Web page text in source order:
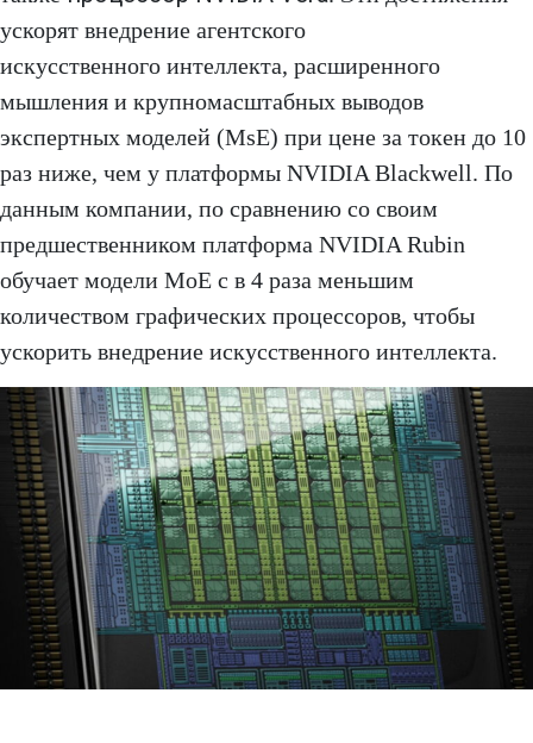
ускорят внедрение агентского
искусственного интеллекта, расширенного
мышления и крупномасштабных выводов
экспертных моделей (MsE) при цене за токен до 10
раз ниже, чем у платформы NVIDIA Blackwell. По
данным компании, по сравнению со своим
предшественником платформа NVIDIA Rubin
обучает модели MoE с в 4 раза меньшим
количеством графических процессоров, чтобы
ускорить внедрение искусственного интеллекта.